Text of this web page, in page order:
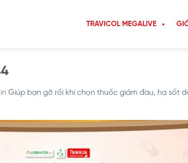
TRAVICOL MEGALIVE
in Giúp bạn gỡ rối khi chọn thuốc giảm đau, hạ sốt